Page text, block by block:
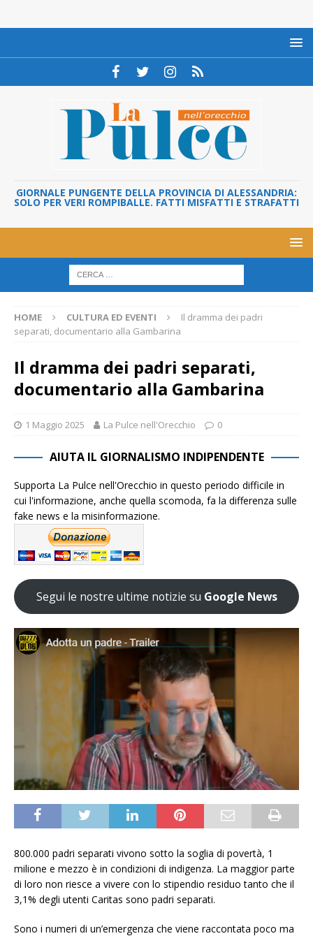
GIORNALE PUNGENTE DELLA PROVINCIA DI ALESSANDRIA:
SOLO PER VERI ROMPIBALLE. FATTI MISFATTI E STRAFATTI
HOME CULTURA ED EVENTI
Il dramma dei padri
separati, documentario alla Gambarina
Il dramma dei padri separati,
documentario alla Gambarina
1 Maggio 2025 La Pulce nell'Orecchio 0
AIUTA IL GIORNALISMO INDIPENDENTE
Supporta La Pulce nell'Orecchio in questo periodo difficile in
cui l'informazione, anche quella scomoda, fa la differenza sulle
fake news e la misinformazione.
Segui le nostre ultime notizie su Google News
800.000 padri separati vivono sotto la soglia di povertà, 1
milione e mezzo è in condizioni di indigenza. La maggior parte
di loro non riesce a vivere con lo stipendio residuo tanto che il
3,1% degli utenti Caritas sono padri separati.
Sono i numeri di un’emergenza che viene raccontata poco ma